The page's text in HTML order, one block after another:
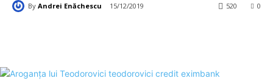
By Andrei Enăchescu 15/12/2019 0
520